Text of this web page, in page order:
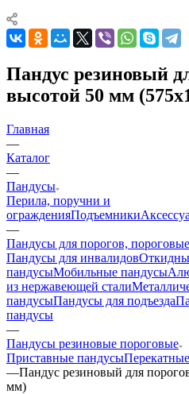
Пандус резиновый
высотой 50 мм
Главная
—
Каталог
—
Пандусы
Перила, поручни и
огражденияПодъемники
—
Пандусы для порогов,
Пандусы для инвалидов
пандусыМобильные пандусы
из нержавеющей стали
пандусыПандусы для подъезда
пандусы
—
Пандусы резиновые пороговые
Приставные пандусы
—Пандус резиновый для
мм)